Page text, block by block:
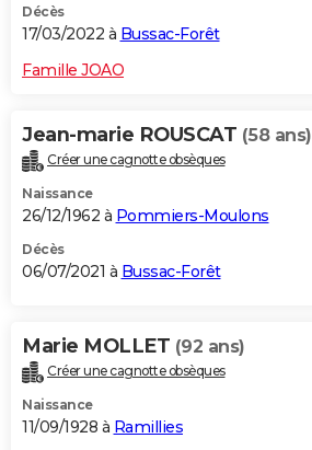
Décès
17/03/2022 à Bussac-Forêt
Famille JOAO
Jean-marie ROUSCAT (58 ans)
Créer une cagnotte obsèques
Naissance
26/12/1962 à Pommiers-Moulons
Décès
06/07/2021 à Bussac-Forêt
Marie MOLLET (92 ans)
Créer une cagnotte obsèques
Naissance
11/09/1928 à Ramillies